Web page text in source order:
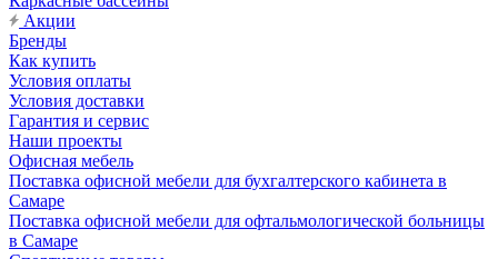
Акции
Бренды
Как купить
Условия оплаты
Условия доставки
Гарантия и сервис
Наши проекты
Офисная мебель
Поставка офисной мебели для бухгалтерского кабинета в
Самаре
Поставка офисной мебели для офтальмологической больницы
в Самаре